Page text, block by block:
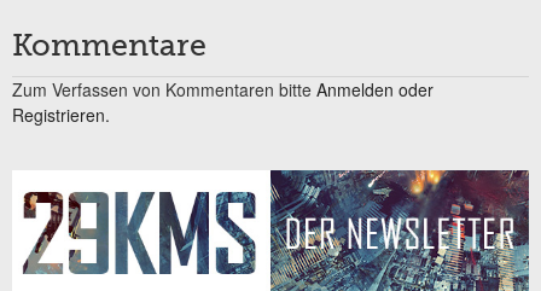
Kommentare
Zum Verfassen von Kommentaren bitte Anmelden oder
Registrieren.